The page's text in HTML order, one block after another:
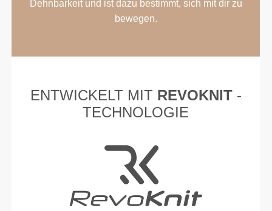
Dehnbarkeit und ist dazu bestimmt, sich mit dir zu
bewegen.
ENTWICKELT MIT REVOKNIT-
TECHNOLOGIE